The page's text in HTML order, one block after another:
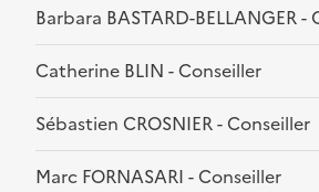
Barbara BASTARD-BELLANGER -
Catherine BLIN - Conseiller
Sébastien CROSNIER - Conseiller
Marc FORNASARI - Conseiller